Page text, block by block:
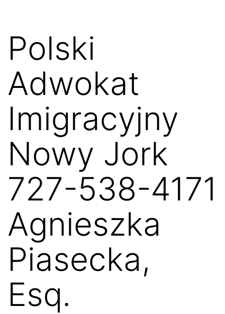
Polski
Adwokat
Imigracyjny
Nowy Jork
727-538-4171
Agnieszka
Piasecka,
Esq.